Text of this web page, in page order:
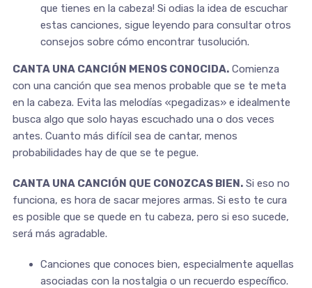
que tienes en la cabeza! Si odias la idea de escuchar
estas canciones, sigue leyendo para consultar otros
consejos sobre cómo encontrar tusolución.
CANTA UNA CANCIÓN MENOS CONOCIDA.Comienza
con una canción que sea menos probable que se te meta
en la cabeza. Evita las melodías «pegadizas» e idealmente
busca algo que solo hayas escuchado una o dos veces
antes. Cuanto más difícil sea de cantar, menos
probabilidades hay de que se te pegue.
CANTA UNA CANCIÓN QUE CONOZCAS BIEN.Si eso no
funciona, es hora de sacar mejores armas. Si esto te cura
es posible que se quede en tu cabeza, pero si eso sucede,
será más agradable.
Canciones que conoces bien, especialmente aquellas
asociadas con la nostalgia o un recuerdo específico.